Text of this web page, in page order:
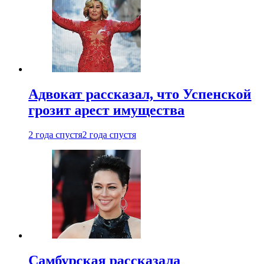
Адвокат рассказал, что Успенской
грозит арест имущества
2 года спустя2 года спустя
Самбурская рассказала